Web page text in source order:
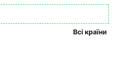
Всі країни